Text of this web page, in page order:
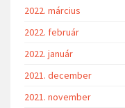
2022. november
2022. október
2022. szeptember
2022. augusztus
2022. június